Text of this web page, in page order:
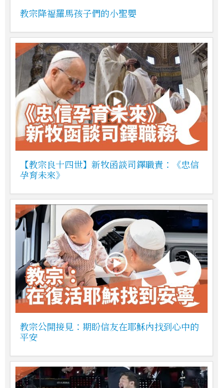
教宗降福羅馬孩子們的小聖嬰
【教宗良十四世】新牧函談司鐸職責：《忠信
孕育未來》
教宗公開接見：期盼信友在耶穌內找到心中的
平安